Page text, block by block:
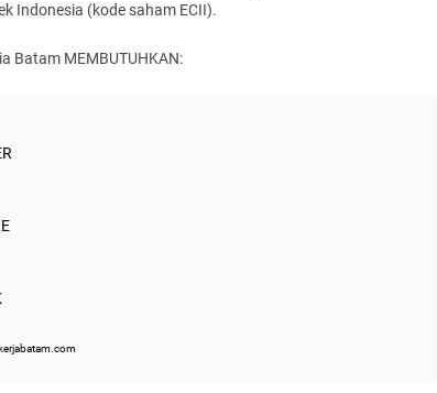
Indonesia (kode saham ECII).
Batam MEMBUTUHKAN: